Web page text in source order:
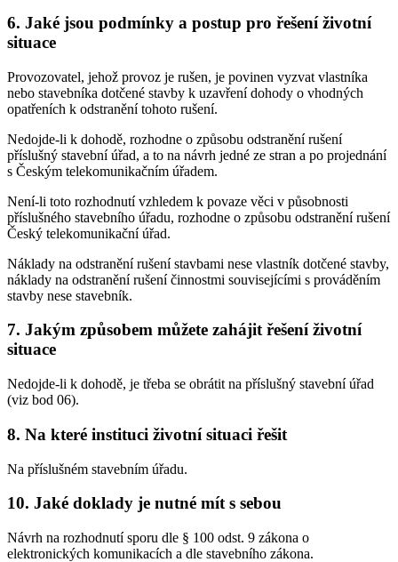
6. Jaké jsou podmínky a postup pro řešení životní
situace
Provozovatel, jehož provoz je rušen, je povinen vyzvat vlastníka
nebo stavebníka dotčené stavby k uzavření dohody o vhodných
opatřeních k odstranění tohoto rušení.
Nedojde-li k dohodě, rozhodne o způsobu odstranění rušení
příslušný stavební úřad, a to na návrh jedné ze stran a po projednání
s Českým telekomunikačním úřadem.
Není-li toto rozhodnutí vzhledem k povaze věci v působnosti
příslušného stavebního úřadu, rozhodne o způsobu odstranění rušení
Český telekomunikační úřad.
Náklady na odstranění rušení stavbami nese vlastník dotčené stavby,
náklady na odstranění rušení činnostmi souvisejícími s prováděním
stavby nese stavebník.
7. Jakým způsobem můžete zahájit řešení životní
situace
Nedojde-li k dohodě, je třeba se obrátit na příslušný stavební úřad
(viz bod 06).
8. Na které instituci životní situaci řešit
Na příslušném stavebním úřadu.
10. Jaké doklady je nutné mít s sebou
Návrh na rozhodnutí sporu dle § 100 odst. 9 zákona o
elektronických komunikacích a dle stavebního zákona.